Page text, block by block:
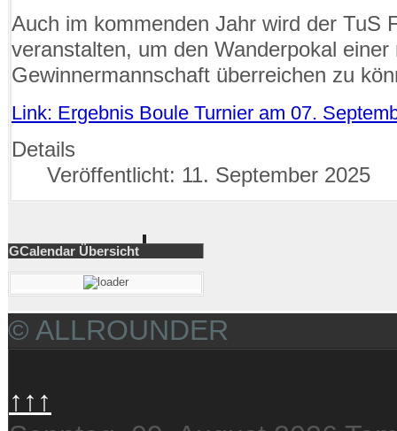
Auch im kommenden Jahr wird der TuS
veranstalten, um den Wanderpokal einer
Gewinnermannschaft überreichen zu
Link: Ergebnis Boule Turnier am 07.
Details
Veröffentlicht: 11. September 2025
GCalendar Übersicht
© ALLROUNDER
↑↑↑